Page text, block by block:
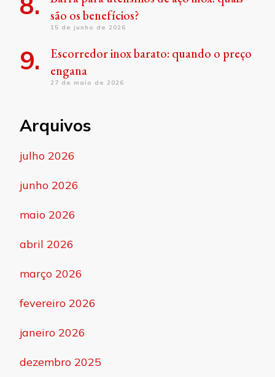
são os benefícios?
15 de junho de 2026
Escorredor inox barato: quando o preço
engana
27 de maio de 2026
Arquivos
julho 2026
junho 2026
maio 2026
abril 2026
março 2026
fevereiro 2026
janeiro 2026
dezembro 2025